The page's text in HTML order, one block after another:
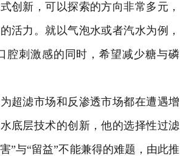
新，可以探索的方向非常多元，
活力。就以气泡水或者汽水为例，
腔刺激感的同时，希望减少糖与磷
滤市场和反渗透市场都在遭遇增
底层技术的创新，他的选择性过滤
”与“留益”不能兼得的难题，由此推